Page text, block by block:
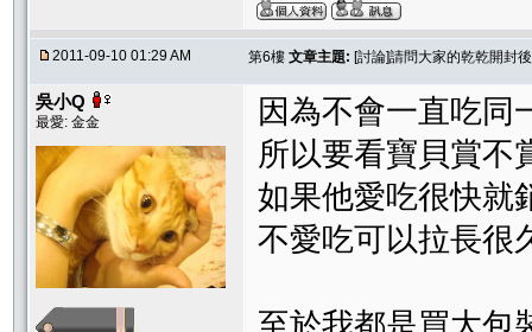
2011-09-10 01:29 AM 第6樓 文章主題: [討論]請問大家的乾乾開封
吳小Q
最愛: 金金
因為不會一直吃同
所以要看寶貝賞不
如果他愛吃很快就
不愛吃可以拉長很
至於我都是買大包